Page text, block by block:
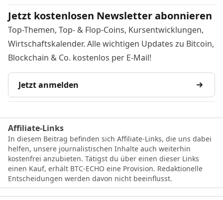
Jetzt kostenlosen Newsletter abonnieren
Top-Themen, Top- & Flop-Coins, Kursentwicklungen,
Wirtschaftskalender. Alle wichtigen Updates zu Bitcoin,
Blockchain & Co. kostenlos per E-Mail!
Jetzt anmelden
Affiliate-Links
In diesem Beitrag befinden sich Affiliate-Links, die uns dabei
helfen, unsere journalistischen Inhalte auch weiterhin
kostenfrei anzubieten. Tätigst du über einen dieser Links
einen Kauf, erhält BTC-ECHO eine Provision. Redaktionelle
Entscheidungen werden davon nicht beeinflusst.